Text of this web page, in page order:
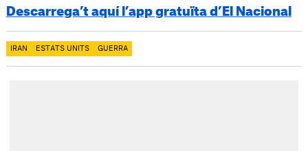
Descarrega’t aquí l’app gratuïta d’El Nacional
IRAN ESTATS UNITS GUERRA